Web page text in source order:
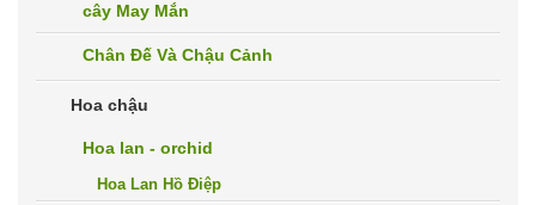
cây May Mắn
Chân Đế Và Chậu Cảnh
Hoa chậu
Hoa lan - orchid
Hoa Lan Hồ Điệp